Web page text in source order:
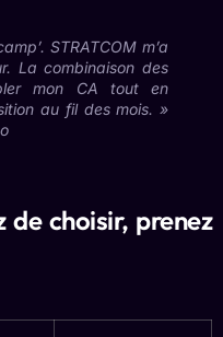
STRATCOM m’a
La combinaison des
mon CA tout en
au fil des mois. »
de choisir, prenez